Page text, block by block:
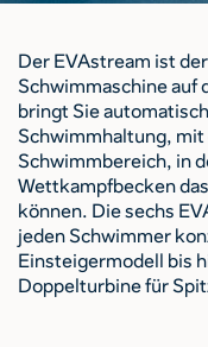
Der EVAstream ist
Schwimmaschine auf
bringt Sie
Schwimmhaltung,
Schwimmbereich, in
Wettkampfbecken
können. Die sechs
jeden Schwimmer
Einsteigermodell bis
Doppelturbine für